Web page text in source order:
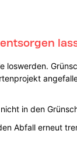
loswerden.
in den
Abfall erneut